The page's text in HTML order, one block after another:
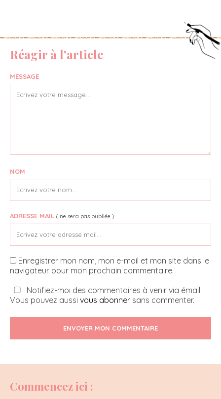
Réagir à l'article
MESSAGE
NOM
ADRESSE MAIL ( ne sera pas publiée )
Enregistrer mon nom, mon e-mail et mon site dans le
navigateur pour mon prochain commentaire.
Notifiez-moi des commentaires à venir via émail.
Vous pouvez aussi vous abonner sans commenter.
ENVOYER MON COMMENTAIRE
Commencez ici :